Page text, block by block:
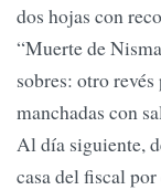
dos hojas con
“Muerte de
sobres: otro
manchadas con
Al día siguiente,
casa del fiscal